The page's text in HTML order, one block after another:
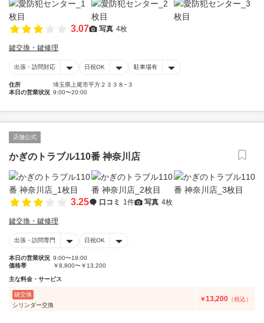
3.07 写真 4枚
鍵交換・鍵修理
出張・訪問対応 日祝OK 駐車場有
住所
埼玉県上尾市平方２３３８−３
本日の営業状況 9:00〜20:00
店舗公式
かぎのトラブル110番 神奈川店
3.25 口コミ 1件 写真 4枚
鍵交換・鍵修理
出張・訪問専門 日祝OK
本日の営業状況 9:00〜19:00
価格帯
￥8,800〜￥13,200
主な料金・サービス
鍵交換
シリンダー交換
￥13,200 （税込）